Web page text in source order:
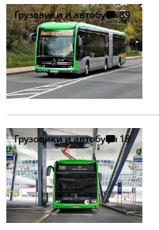
Грузовики и автобусы89
Грузовики и автобусы 18